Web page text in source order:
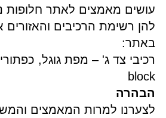
עושים מאמצים לאתר חלופות
להן רשימת הרכיבים
באתר:
block
הבהרה
לצערנו למרות המאמצים